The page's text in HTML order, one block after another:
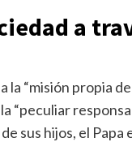
a
la “misión propia
“peculiar
sus hijos, el Papa